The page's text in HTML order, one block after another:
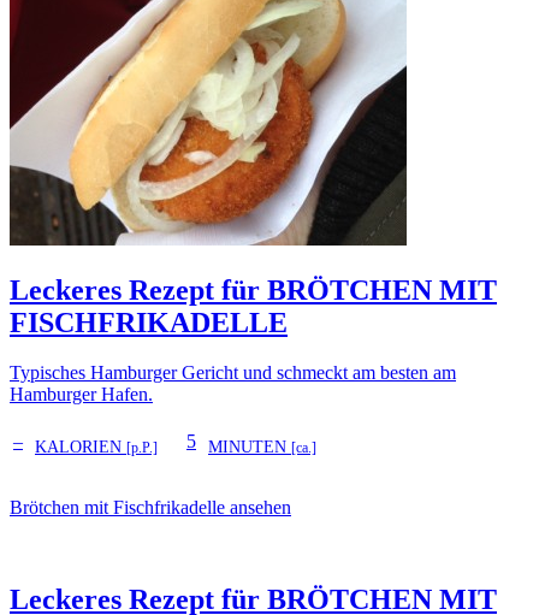
Leckeres Rezept für BRÖTCHEN MIT
FISCHFRIKADELLE
Typisches Hamburger Gericht und schmeckt am besten am
Hamburger Hafen.
– KALORIEN [p.P.] 5 MINUTEN [ca.]
Brötchen mit Fischfrikadelle ansehen
Leckeres Rezept für BRÖTCHEN MIT